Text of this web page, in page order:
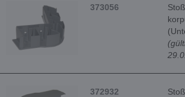
373056
372932